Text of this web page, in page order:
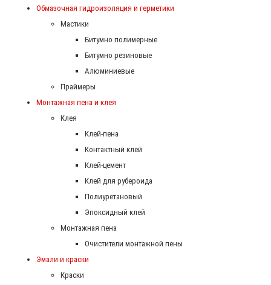
Обмазочная гидроизоляция и герметики
Мастики
Битумно полимерные
Битумно резиновые
Алюминиевые
Праймеры
Монтажная пена и клея
Клея
Клей-пена
Контактный клей
Клей-цемент
Клей для рубероида
Полиуретановый
Эпоксидный клей
Монтажная пена
Очистители монтажной пены
Эмали и краски
Краски